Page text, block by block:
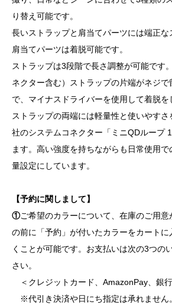
り替え可能です。
長いストラップと肩当てパーツには端正な
肩当てパーツは着脱可能です。
ストラップは3段階で長さ調整が可能で
ネクター含む）ストラップの片端がネジ
で、マイナスドライバーを使用して着脱を
ストラップの両端には軽量性と使いやす
社のシステムコネクター「ミニQDループ
ます。高い強度を持ちながらも日常使用
量設定にしています。
【予約に関しまして】
①ご希望のカラーについて、在庫のご用意
の前に「予約」が付いたカラーをカートに
くことが可能です。お支払いは次の3つの
さい。
＜クレジットカード、AmazonPay、銀
※代引き決済や日にち指定は承れません。